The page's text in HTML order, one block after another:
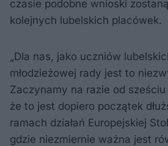
czasie podobne wnioski
kolejnych lubelskich placówek.
„Dla nas, jako uczniów
młodzieżowej rady jest to
Zaczynamy na razie od sześciu
że to jest dopiero początek
ramach działań Europejskiej
gdzie niezmiernie ważna jest